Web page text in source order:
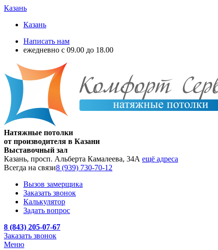
Казань
Казань
Написать нам
ежедневно с 09.00 до 18.00
Натяжные потолки
от производителя в Казани
Выставочный зал
Казань, просп. Альберта Камалеева, 34А ещё адреса
Всегда на связи8 (939) 730-70-12
Вызов замерщика
Заказать звонок
Калькулятор
Задать вопрос
8 (843) 205-07-67
Заказать звонок
Меню